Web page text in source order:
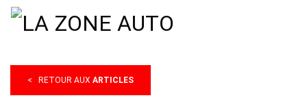
< RETOUR AUX ARTICLES